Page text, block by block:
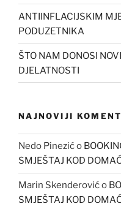
ANTIINFLACIJSKIM
PODUZETNIKA
ŠTO NAM DONOSI
DJELATNOSTI
NAJNOVIJI
Nedo Pinezićo
SMJEŠTAJ KOD
Marin Skenderovićo
SMJEŠTAJ KOD